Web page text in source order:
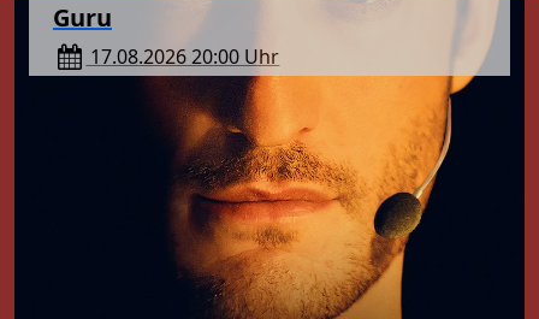
Guru
17.08.2026 20:00 Uhr
Der Lebensweg von Matt Vasseur steht ganz
im Zeichen des Erfolgs! Der einstige
Schulabbrecher steht heute als Coach auf der
Bühne und propagiert vor tausenden von
Menschen Selbstliebe und Selbstvertrauen.
Riesige Menschenmengen hängen an seinen
Lippen, feiern ihn wie einen Erlöser und wollen
seinem Vorbild folgen – auf der Suche nach